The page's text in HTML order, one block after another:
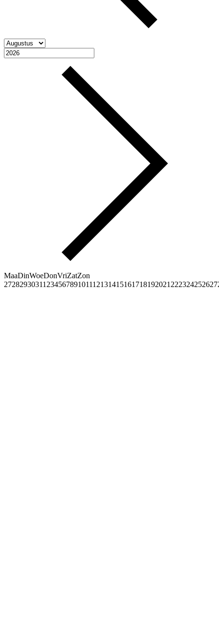
MaaDinWoeDonVriZatZon
27282930311 23456789101112131415161718192021 222324252627